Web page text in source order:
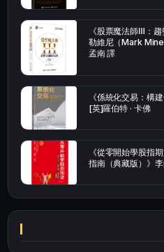
《股票魔法師Ⅲ：
勒維尼（Mark
孟南 譯
《係統化交易：構
[英]羅伯特 · 卡佛
《從零開始學股指
指南（典藏版）》